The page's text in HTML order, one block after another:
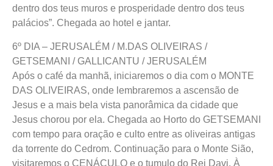
dentro dos teus muros e prosperidade dentro dos teus
palácios”. Chegada ao hotel e jantar.
6º DIA – JERUSALÉM / M.DAS OLIVEIRAS /
GETSEMANI / GALLICANTU / JERUSALÉM
Após o café da manhã, iniciaremos o dia com o MONTE
DAS OLIVEIRAS, onde lembraremos a ascensão de
Jesus e a mais bela vista panorâmica da cidade que
Jesus chorou por ela. Chegada ao Horto do GETSEMANI
com tempo para oração e culto entre as oliveiras antigas
da torrente do Cedrom. Continuação para o Monte Sião,
visitaremos o CENÁCULO e o tumulo do Rei Davi. À